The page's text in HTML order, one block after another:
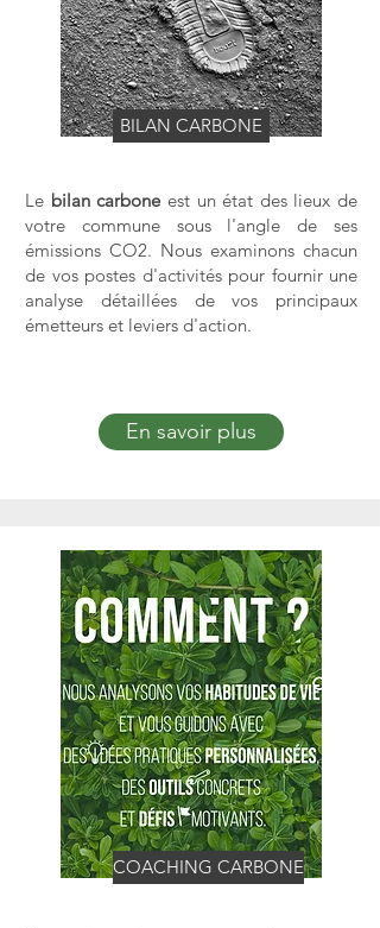
BILAN CARBONE
Le bilan carboneest un état des lieux de
votre commune sous l'angle de ses
émissions CO2. Nous examinons chacun
de vos postes d'activités pour fournir une
analyse détaillées de vos principaux
émetteurs et leviers d'action.
En savoir plus
COACHING CARBONE